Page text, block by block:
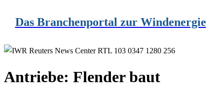
Das Branchenportal zur Windenergie
Antriebe: Flender baut